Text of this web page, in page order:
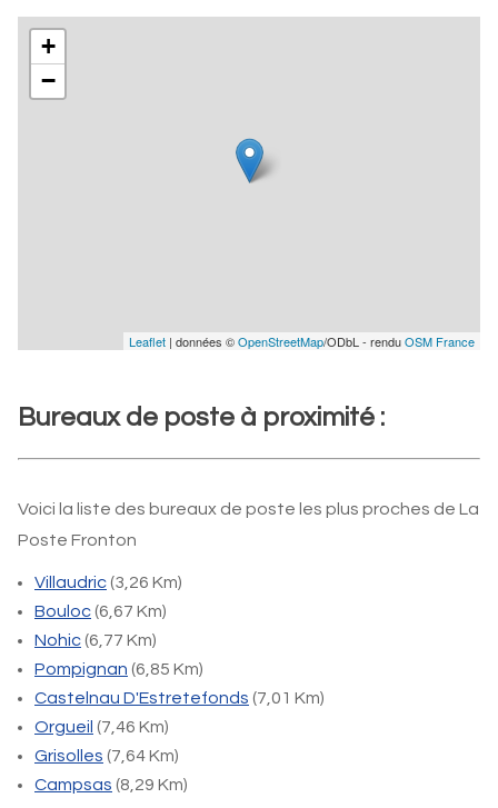
+
−
Leaflet | données ©OpenStreetMap/ODbL - renduOSM France
Bureaux de poste à proximité :
Voici la liste des bureaux de poste les plus proches de La
Poste Fronton
Villaudric(3,26 Km)
Bouloc(6,67 Km)
Nohic(6,77 Km)
Pompignan (6,85 Km)
Castelnau D'Estretefonds (7,01 Km)
Orgueil (7,46 Km)
Grisolles (7,64 Km)
Campsas (8,29 Km)